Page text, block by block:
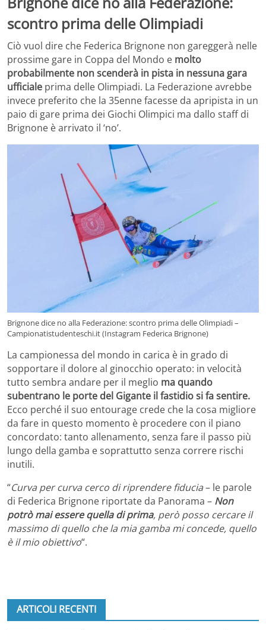
scontro prima delle Olimpiadi
Ciò vuol dire che Federica Brignone non gareggerà nelle
prossime gare in Coppa del Mondo e molto
probabilmente non scenderà in pista in nessuna gara
ufficiale prima delle Olimpiadi. La Federazione avrebbe
invece preferito che la 35enne facesse da apripista in un
paio di gare prima dei Giochi Olimpici ma dallo staff di
Brignone è arrivato il ‘no’.
Brignone dice no alla Federazione: scontro prima delle Olimpiadi –
Campionatistudenteschi.it (Instagram Federica Brignone)
La campionessa del mondo in carica è in grado di
sopportare il dolore al ginocchio operato: in velocità
tutto sembra andare per il meglio ma quando
subentrano le porte del Gigante il fastidio si fa sentire.
Ecco perché il suo entourage crede che la cosa migliore
da fare in questo momento è procedere con il piano
concordato: tanto allenamento, senza fare il passo più
lungo della gamba e soprattutto senza correre rischi
inutili.
“Curva per curva cerco di riprendere fiducia– le parole
di Federica Brignone riportate da Panorama – Non
potrò mai essere quella di prima, però posso cercare il
massimo di quello che la mia gamba mi concede, quello
è il mio obiettivo“.
ARTICOLI RECENTI